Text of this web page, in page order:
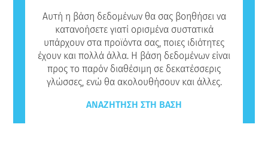
Αυτή η βάση δεδομένων θα σας βοηθήσει να
κατανοήσετε γιατί ορισμένα συστατικά
υπάρχουν στα προϊόντα σας, ποιες ιδιότητες
έχουν και πολλά άλλα. Η βάση δεδομένων είναι
προς το παρόν διαθέσιμη σε δεκατέσσερις
γλώσσες, ενώ θα ακολουθήσουν και άλλες.
ΑΝΑΖΉΤΗΣΗ ΣΤΗ ΒΆΣΗ